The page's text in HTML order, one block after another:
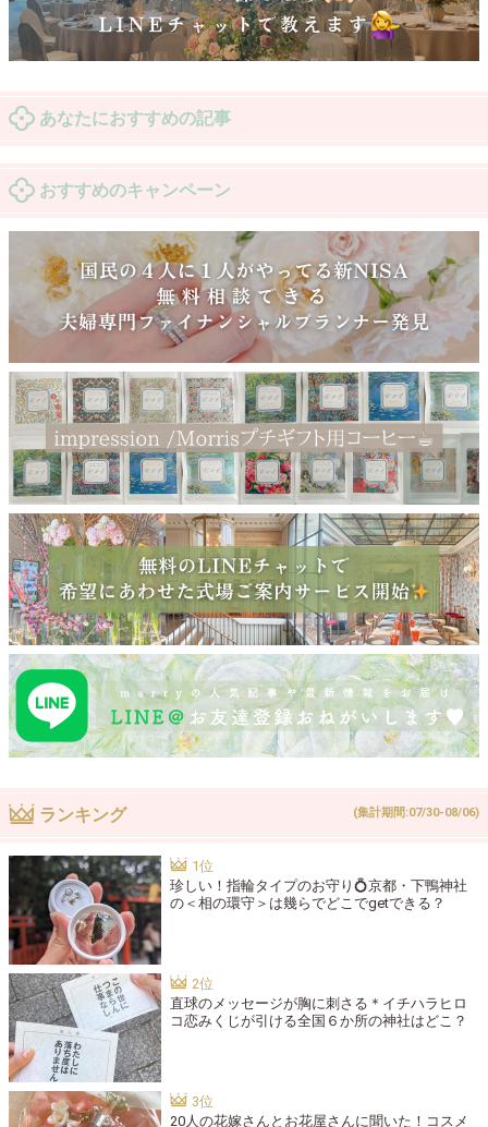
あなたにおすすめの記事
おすすめのキャンペーン
ランキング (集計期間:07/30-08/06)
珍しい！指輪タイプのお守り💍京都・下鴨神社
の＜相の環守＞は幾らでどこでgetできる？
直球のメッセージが胸に刺さる＊イチハラヒロ
コ恋みくじが引ける全国６か所の神社はどこ？
20人の花嫁さんとお花屋さんに聞いた！コスメ